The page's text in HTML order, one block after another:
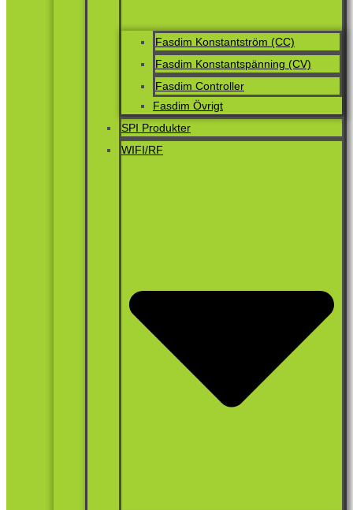
Fasdim Konstantström (CC)
Fasdim Konstantspänning (CV)
Fasdim Controller
Fasdim Övrigt
SPI Produkter
WIFI/RF